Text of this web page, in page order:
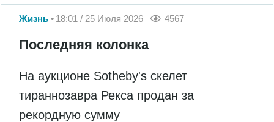
Жизнь 18:01 / 25 Июля 2026 4567
Последняя колонка
На аукционе Sotheby's скелет
тираннозавра Рекса продан за
рекордную сумму